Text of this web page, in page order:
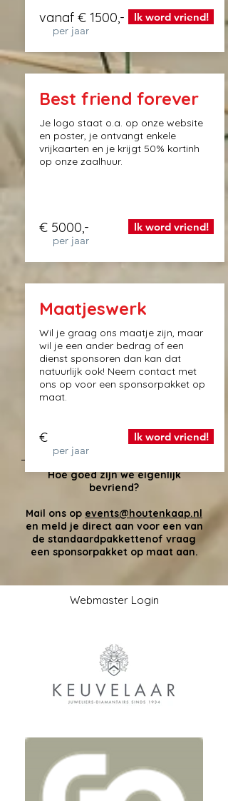
Hoe goed zijn we eigenlijk
bevriend?
Mail ons op events@houtenkaap.nl
en meld je direct aan voor een van
de standaardpakkettenof vraag
een sponsorpakket op maat aan.
per jaar
Ik word vriend!
vanaf € 1500,-
Best friend forever
Je logo staat o.a. op onze website
en poster, je ontvangt enkele
vrijkaarten en je krijgt 50% kortinh
op onze zaalhuur.
per jaar
Ik word vriend!
€ 5000,-
Maatjeswerk
Wil je graag ons maatje zijn, maar
wil je een ander bedrag of een
dienst sponsoren dan kan dat
natuurlijk ook! Neem contact met
ons op voor een sponsorpakket op
maat.
per jaar
Ik word vriend!
€
Webmaster Login